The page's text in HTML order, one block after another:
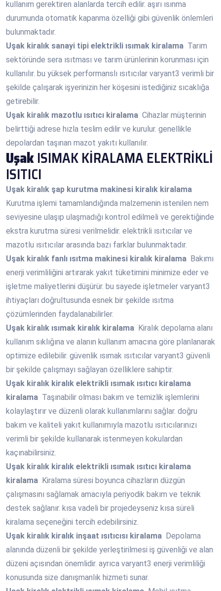
kullanım gerektiren alanlarda tercih edilir. aşırı ısınma
durumunda otomatik kapanma özelliği gibi güvenlik önlemleri
bulunmaktadır.
Uşak kiralık sanayi tipi elektrikli ısımak kiralama Tarım
sektöründe sera ısıtması ve tarım ürünlerinin korunması için
kullanılır. bu yüksek performanslı ısıtıcılar varyant3 verimli bir
şekilde çalışarak işyerinizin her köşesini istediğiniz sıcaklığa
getirebilir.
Uşak kiralık mazotlu ısıtıcı kiralama Cihazlar müşterinin
belirttiği adrese hızla teslim edilir ve kurulur. genellikle
depolardan taşınan mazot yakıtı kullanılır.
UşakISIMAK KİRALAMA ELEKTRİKLİ
ISITICI
Uşak kiralık şap kurutma makinesi kiralık kiralama
Kurutma işlemi tamamlandığında malzemenin istenilen nem
seviyesine ulaşıp ulaşmadığı kontrol edilmeli ve gerektiğinde
ekstra kurutma süresi verilmelidir. elektrikli ısıtıcılar ve
mazotlu ısıtıcılar arasında bazı farklar bulunmaktadır.
Uşak kiralık fanlı ısıtma makinesi kiralık kiralama Bakımı
enerji verimliliğini artırarak yakıt tüketimini minimize eder ve
işletme maliyetlerini düşürür. bu sayede işletmeler varyant3
ihtiyaçları doğrultusunda esnek bir şekilde ısıtma
çözümlerinden faydalanabilirler.
Uşak kiralık ısımak kiralık kiralama Kiralık depolama alanı
kullanım sıklığına ve alanın kullanım amacına göre planlanarak
optimize edilebilir. güvenlik ısımak ısıtıcılar varyant3 güvenli
bir şekilde çalışmayı sağlayan özelliklere sahiptir.
Uşak kiralık kiralık elektrikli ısımak ısıtıcı kiralama
kiralama Taşınabilir olması bakım ve temizlik işlemlerini
kolaylaştırır ve düzenli olarak kullanımlarını sağlar. doğru
bakım ve kaliteli yakıt kullanımıyla mazotlu ısıtıcılarınızı
verimli bir şekilde kullanarak istenmeyen kokulardan
kaçınabilirsiniz.
Uşak kiralık kiralık elektrikli ısımak ısıtıcı kiralama
kiralama Kiralama süresi boyunca cihazların düzgün
çalışmasını sağlamak amacıyla periyodik bakım ve teknik
destek sağlanır. kısa vadeli bir projedeyseniz kısa süreli
kiralama seçeneğini tercih edebilirsiniz.
Uşak kiralık kiralık inşaat ısıtıcısı kiralama Depolama
alanında düzenli bir şekilde yerleştirilmesi iş güvenliği ve alan
düzeni açısından önemlidir. ayrıca varyant3 enerji verimliliği
konusunda size danışmanlık hizmeti sunar.